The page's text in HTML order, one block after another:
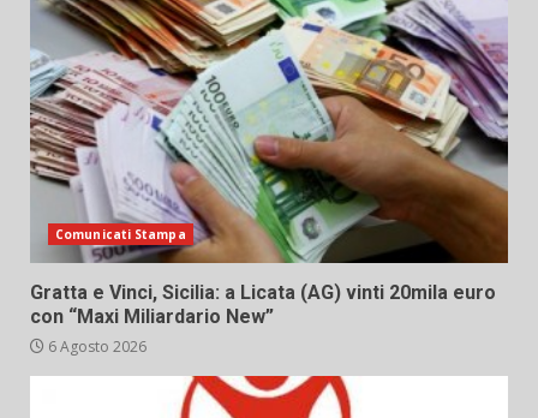
Comunicati Stampa
Gratta e Vinci, Sicilia: a Licata (AG) vinti 20mila euro
con “Maxi Miliardario New”
6 Agosto 2026